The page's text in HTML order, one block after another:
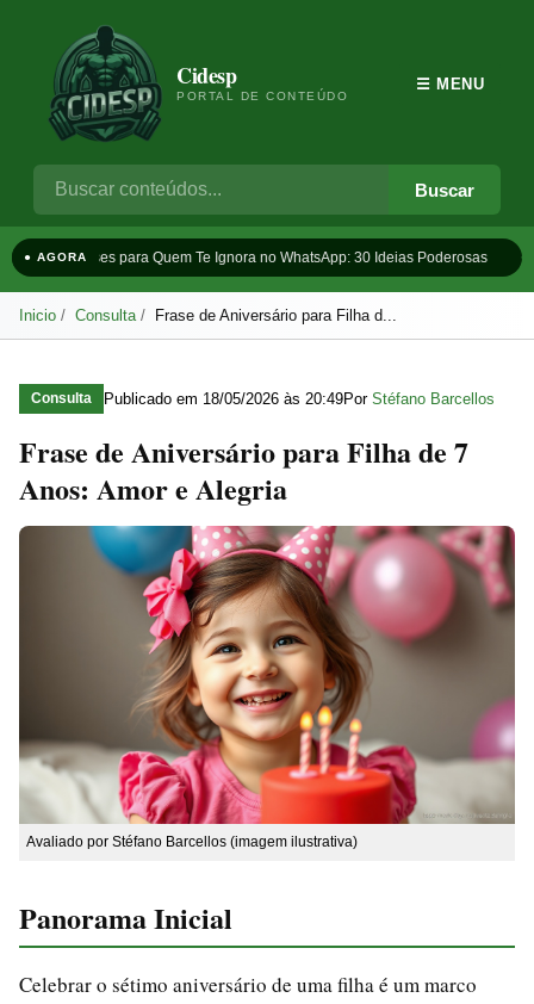
Cidesp
PORTAL DE CONTEÚDO
Buscar
☰ MENU
● AGORAFrases para Quem Te Ignora no WhatsApp: 30 Ideias Poderosas
Inicio Consulta Frase de Aniversário para Filha d...
Consulta Publicado em 18/05/2026 às 20:49Por Stéfano Barcellos
Frase de Aniversário para Filha de 7
Anos: Amor e Alegria
Avaliado por Stéfano Barcellos (imagem ilustrativa)
Panorama Inicial
Celebrar o sétimo aniversário de uma filha é um marco